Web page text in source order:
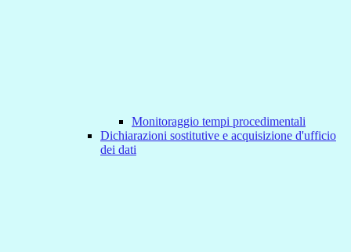
Monitoraggio tempi procedimentali
Dichiarazioni sostitutive e acquisizione d'ufficio
dei dati